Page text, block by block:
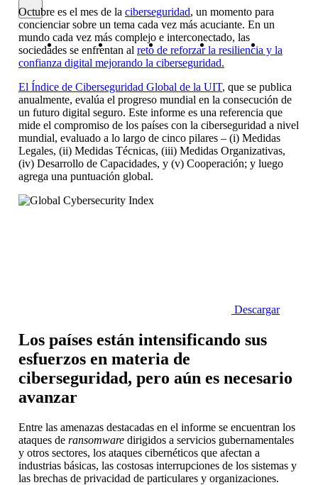
Cerrar mensaje de alerta
Copiar enlace
Copiar enlacefacebook twitter whatsapp
Octubre es el mes de la ciberseguridad, un momento para
concienciar sobre un tema cada vez más acuciante. En un
mundo cada vez más complejo e interconectado, las
sociedades se enfrentan al reto de reforzar la resiliencia y la
confianza digital mejorando la ciberseguridad.
El Índice de Ciberseguridad Global de la UIT, que se publica
anualmente, evalúa el progreso mundial en la consecución de
un futuro digital seguro. Este informe es una referencia que
mide el compromiso de los países con la ciberseguridad a nivel
mundial, evaluado a lo largo de cinco pilares – (i) Medidas
Legales, (ii) Medidas Técnicas, (iii) Medidas Organizativas,
(iv) Desarrollo de Capacidades, y (v) Cooperación; y luego
agrega una puntuación global.
Descargar
Los países están intensificando sus
esfuerzos en materia de
ciberseguridad, pero aún es necesario
avanzar
Entre las amenazas destacadas en el informe se encuentran los
ataques de ransomware dirigidos a servicios gubernamentales
y otros sectores, los ataques cibernéticos que afectan a
industrias básicas, las costosas interrupciones de los sistemas y
las brechas de privacidad de particulares y organizaciones.